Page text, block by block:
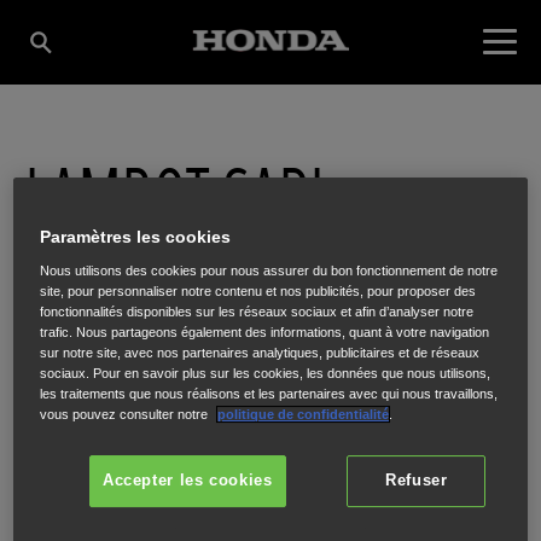
LAMBOT SARL
(RETHEL)
Zone d'activité de l'étoile - rue Latécoère,RETHEL,08300
ITINÉRAIRE
Paramètres les cookies
Nous utilisons des cookies pour nous assurer du bon fonctionnement de notre
site, pour personnaliser notre contenu et nos publicités, pour proposer des
fonctionnalités disponibles sur les réseaux sociaux et afin d’analyser notre
trafic. Nous partageons également des informations, quant à votre navigation
sur notre site, avec nos partenaires analytiques, publicitaires et de réseaux
sociaux. Pour en savoir plus sur les cookies, les données que nous utilisons,
les traitements que nous réalisons et les partenaires avec qui nous travaillons,
vous pouvez consulter notre
politique de confidentialité
Refuser
Accepter les cookies